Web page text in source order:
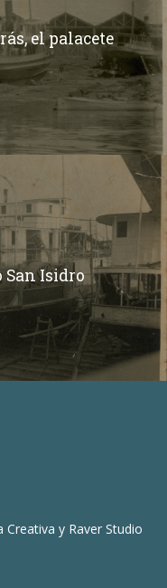
el palacete
San Isidro
Creativa y Raver Studio